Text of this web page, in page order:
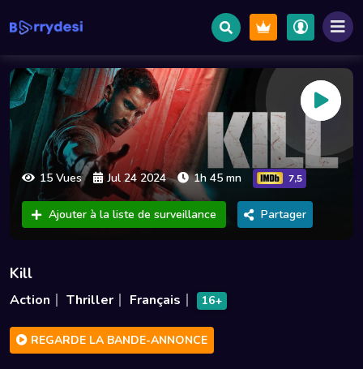
15 Vues Jul 24 2024 1h 45 mn 7,5
Ajouter à la liste de surveillance Partager
Kill
Action Thriller Français 16+
REGARDE LA BANDE-ANNONCE